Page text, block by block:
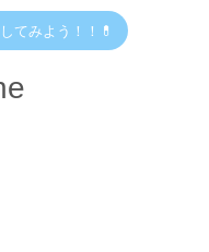
てみよう！！💊